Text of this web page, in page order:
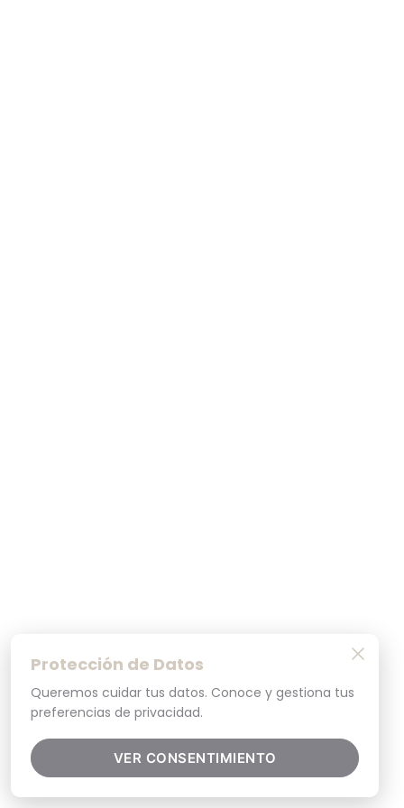
Protección de Datos
Queremos cuidar tus datos. Conoce y gestiona tus
preferencias de privacidad.
VER CONSENTIMIENTO